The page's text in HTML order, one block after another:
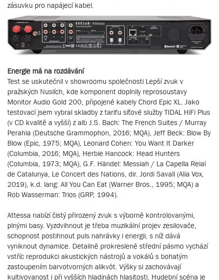
zásuvku pro napájecí kabel.
Energie má na rozdávání
Test se uskutečnil v showroomu společnosti Lepší zvuk v
pražských Nuslích, kde komponent doplnily reprosoustavy
Monitor Audio Gold 200, připojené kabely Chord Epic XL. Jako
testovací jsem vybral skladby z tarifu síťové služby TIDAL HiFi Plus
(v CD kvalitě a vyšší) z alb J.S. Bach: The French Suites / Murray
Perahia (Deutsche Grammophon, 2016; MQA), Jeff Beck: Blow By
Blow (Epic, 1975; MQA), Leonard Cohen: You Want It Darker
(Columbia, 2016; MQA), Herbie Hancock: Head Hunters
(Columbia, 1973; MQA), G.F. Händel: Messiah / La Capella Reial
de Catalunya, Le Concert des Nations, dir. Jordi Savall (Alia Vox,
2019), k.d. lang: All You Can Eat (Warner Bros., 1995; MQA) a
Rob Wasserman: Trios (GRP, 1994).
Attessa nabízí čistý přirozený zvuk s výborně kontrolovanými,
plnými basy. Vyzdvihnout je třeba muzikální projev zesilovače,
schopnost postihnout puls nahrávky i energii, s níž dává
vyniknout dynamice. Detailně prokreslené střední pásmo vychází
vstříc reprodukci akustických nástrojů a vokálů s bohatým
zastoupením barvotvorných alikvót. Výšky si zachovávají
kultivovanost i při vyšších hladinách hlasitosti. Hudební scéna je